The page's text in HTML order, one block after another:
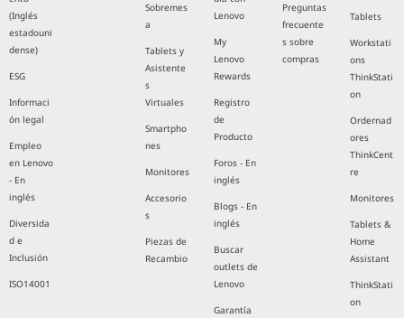
(Inglés
estadouni
dense)
ESG
Informaci
ón legal
Empleo
en Lenovo
- En
inglés
Diversida
d e
Inclusión
ISO14001
Sobremes
a
Tablets y
Asistente
s
Virtuales
Smartpho
nes
Monitores
Accesorio
s
Piezas de
Recambio
Lenovo
My
Lenovo
Rewards
Registro
de
Producto
Foros - En
inglés
Blogs - En
inglés
Buscar
outlets de
Lenovo
Garantía
Preguntas
frecuente
s sobre
compras
Tablets
Workstati
ons
ThinkStati
on
Ordernad
ores
ThinkCent
re
Monitores
Tablets &
Home
Assistant
ThinkStati
on